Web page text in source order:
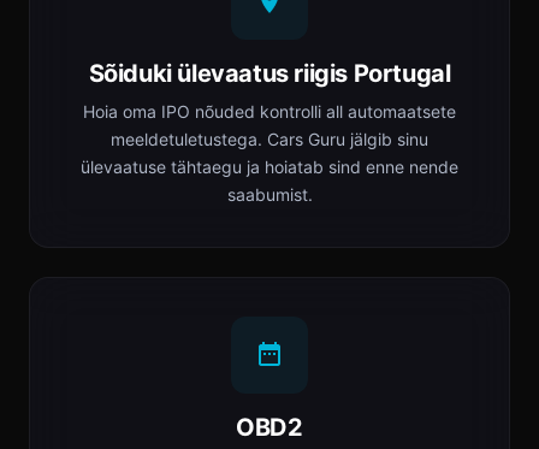
Sõiduki ülevaatus riigis Portugal
Hoia oma IPO nõuded kontrolli all automaatsete
meeldetuletustega. Cars Guru jälgib sinu
ülevaatuse tähtaegu ja hoiatab sind enne nende
saabumist.
OBD2